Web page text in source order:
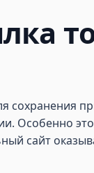
Особенно
сайт